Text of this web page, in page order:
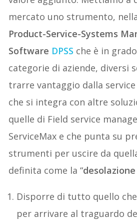
mercato uno strumento,
Product-Service-Systems
Software DPSS che è in
categorie di aziende, diversi
trarre vantaggio dalla
che si integra con altre
quelle di Field service
ServiceMax e che punta su
strumenti per uscire da
definita come la “d
Disporre di tutto quello
per arrivare al traguardo